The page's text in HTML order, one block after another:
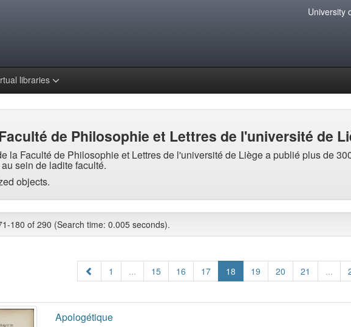
libraries
University
de Philosophie et Lettres de l'université de
la Faculté de Philosophie et Lettres de l'université de Liège a publié plus de
sein de ladite faculté.
objects.
180 of 290 (Search time: 0.005 seconds).
1 ... 15 16 17 18 19 20 21 ...
Apologétique